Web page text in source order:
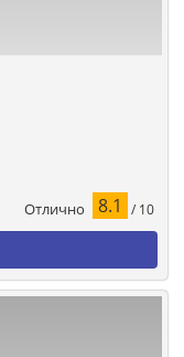
Отлично 8.1 / 10